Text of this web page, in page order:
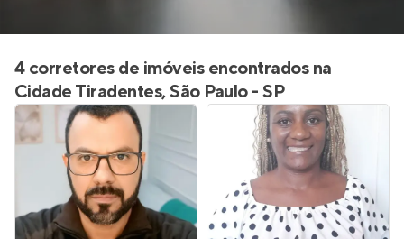
4 corretores de imóveis encontrados na
Cidade Tiradentes, São Paulo - SP